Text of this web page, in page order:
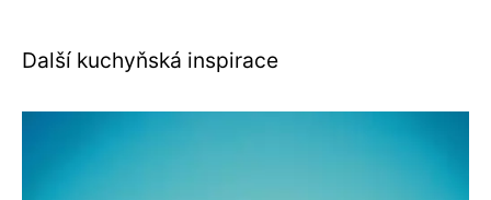
Další kuchyňská inspirace